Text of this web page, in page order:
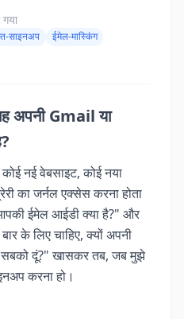
साइनअप
ईमेल-मास्किंग
अपनी Gmail या
नई वेबसाइट, कोई नया
का जर्नल एक्सेस करना होता
ईमेल आईडी क्या है?" और
के लिए चाहिए, क्यों अपनी
दूं?" खासकर तब, जब मुझे
करना हो।